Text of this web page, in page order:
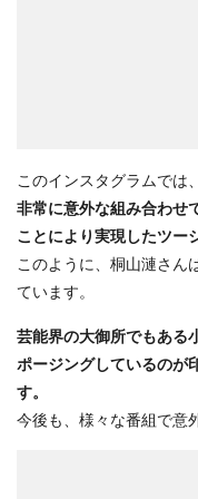
このインスタグラムでは
非常に意外な組み合わせ
ことにより実現したツー
このように、桐山漣さん
ています。
芸能界の大御所でもある
ポージングしているのが
す。
今後も、様々な番組で意